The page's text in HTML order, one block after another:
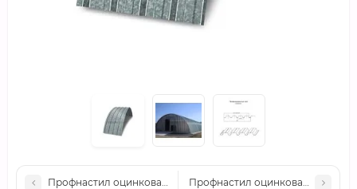
Профнастил оцинкованный Н60ПГ-1000-0.6 цена за м2
Профнастил оцинкованный